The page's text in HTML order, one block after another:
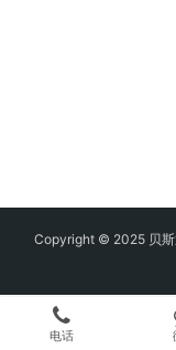
Copyright © 2025 贝斯
电话